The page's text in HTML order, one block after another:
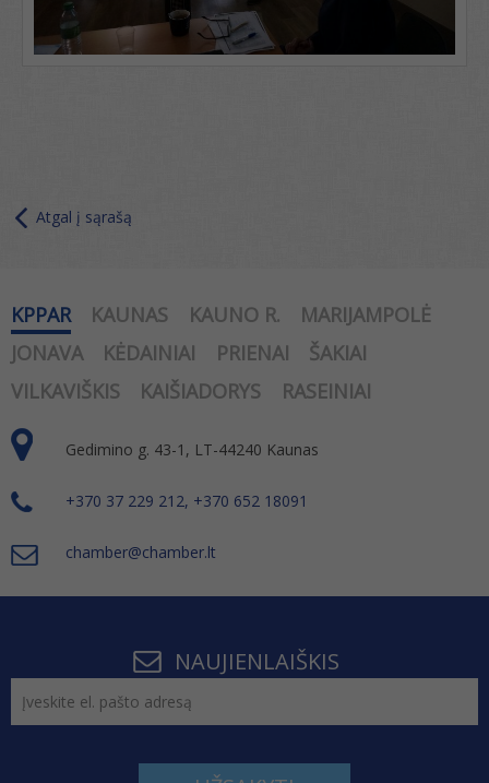
Atgal į sąrašą
KPPAR KAUNAS KAUNO R.
MARIJAMPOLĖ
JONAVA
KĖDAINIAI PRIENAI
ŠAKIAI
VILKAVIŠKIS
KAIŠIADORYS RASEINIAI
Gedimino g. 43-1, LT-44240 Kaunas
+370 37 229 212, +370 652 18091
chamber@chamber.lt
NAUJIENLAIŠKIS